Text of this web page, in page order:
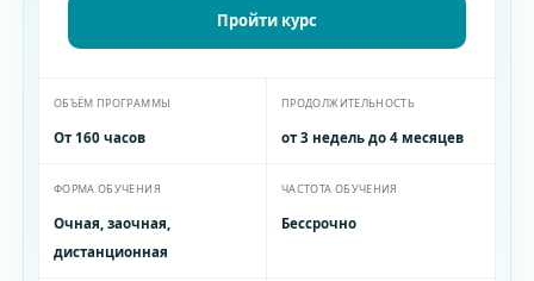
Пройти курс
ОБЪЁМ ПРОГРАММЫ
От 160 часов
ПРОДОЛЖИТЕЛЬНОСТЬ
от 3 недель до 4 месяцев
ФОРМА ОБУЧЕНИЯ
Очная, заочная,
дистанционная
ЧАСТОТА ОБУЧЕНИЯ
Бессрочно